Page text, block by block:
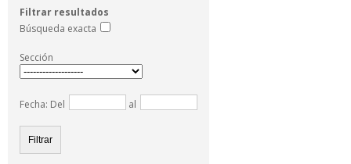
Filtrar resultados
Búsqueda exacta
Sección
Fecha: Del al